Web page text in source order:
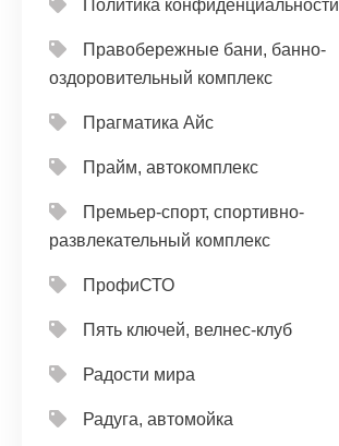
Политика конфиденциальности
Правобережные бани, банно-
оздоровительный комплекс
Прагматика Айс
Прайм, автокомплекс
Премьер-спорт, спортивно-
развлекательный комплекс
ПрофиСТО
Пять ключей, велнес-клуб
Радости мира
Радуга, автомойка